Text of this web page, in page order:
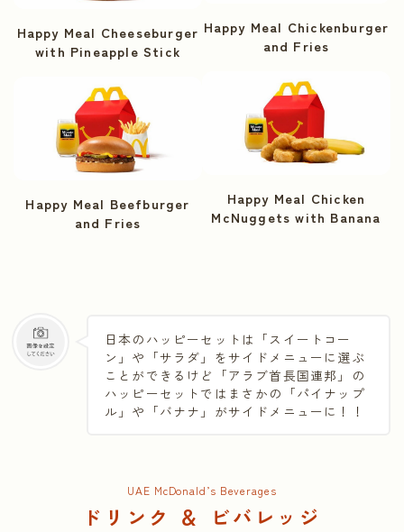
Happy Meal Cheeseburger
with Pineapple Stick
Happy Meal Beefburger
and Fries
Happy Meal Chickenburger
and Fries
Happy Meal Chicken
McNuggets with Banana
日本のハッピーセットは「スイートコー
ン」や「サラダ」をサイドメニューに選ぶ
ことができるけど「アラブ首長国連邦」の
ハッピーセットではまさかの「パイナップ
ル」や「バナナ」がサイドメニューに！！
UAE McDonald’s Beverages
ドリンク ＆ ビバレッジ